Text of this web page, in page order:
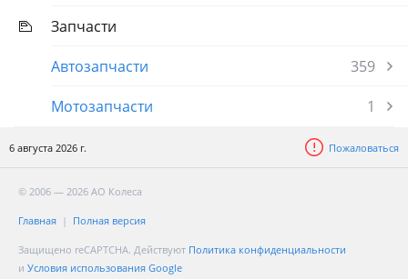
Запчасти
Автозапчасти
359
Мотозапчасти
1
6 августа 2026 г. Пожаловаться
© 2006 — 2026 АО Колеса
Главная Полная версия
Защищено reCAPTCHA. Действуют Политика конфиденциальности
и Условия использования Google